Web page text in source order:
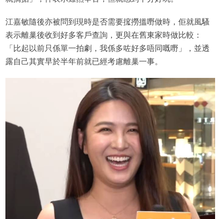
江嘉敏隨後亦被問到現時是否需要搲撈搵嘢做時，佢就風騷
表示離巢後收到好多客戶查詢，更與在舊東家時做比較：
「比起以前只係單一拍劇，我係多咗好多唔同嘅嘢」，並透
露自己其實早於半年前就已經考慮離巢一事。